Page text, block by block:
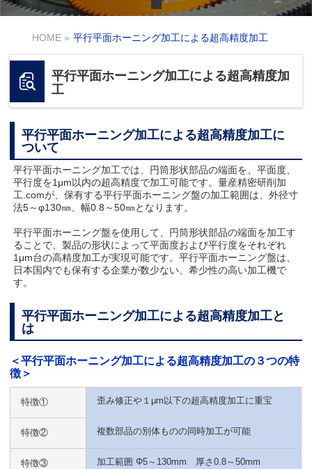
HOME » 平行平面ホーニング加工による超高精度加工
平行平面ホーニング加工による超高精度加
工
平行平面ホーニング加工による超高精度加工に
ついて
平行平面ホーニング加工では、円筒形状部品の端面を、平面度、
平行度を1μm以内の超高精度で加工可能です。量産精密研削加
工.comが、保有する平行平面ホーニング盤の加工範囲は、外径寸
法5～φ130㎜、幅0.8～50㎜となります。
平行平面ホーニング盤を使用して、円筒形状部品の端面を加工す
ることで、製品の形状によって平面度および平行度をそれぞれ
1μm台の高精度加工が実現可能です。平行平面ホーニング盤は、
日本国内でも保有する企業が数少ない、希少性の高い加工機で
す。
平行平面ホーニング加工による超高精度加工と
は
＜平行平面ホーニング加工による超高精度加工の３つの特
徴＞
特徴① 歪み修正や１μm以下の超高精度加工に重宝
特徴② 複数部品の別体ものの同時加工が可能
特徴③ 加工範囲 Φ5～130mm 厚さ0.8～50mm